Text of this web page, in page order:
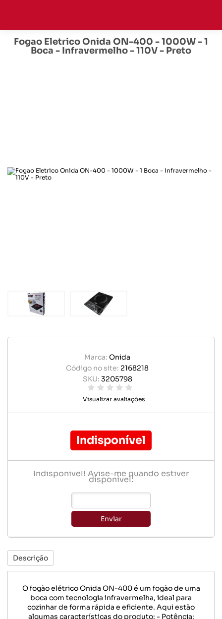
Fogao Eletrico Onida ON-400 - 1000W - 1
Boca - Infravermelho - 110V - Preto
Marca: Onida
Código no site: 2168218
SKU: 3205798
Visualizar avaliações
Indisponível
Indisponível! Avise-me quando estiver
disponível:
Enviar
Descrição
O fogão elétrico Onida ON-400 é um fogão de uma
boca com tecnologia infravermelha, ideal para
cozinhar de forma rápida e eficiente. Aqui estão
algumas características do produto: - Potência: